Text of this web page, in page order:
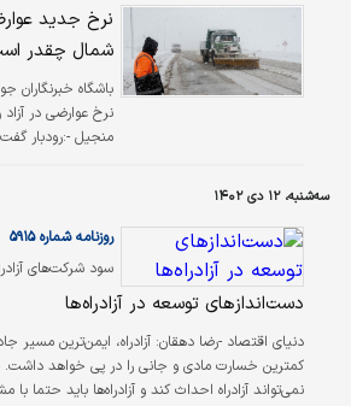
به بهره‌‌‌برداری رسید. همچنین در بخش آزادراهی ۲۳۶ کیلومتر عمدتا در…
نرخ جدید
شمال چقدر
باشگاه خبرنگاران
نرخ عوارضی در آزاد
منجیل -:رودبار
سه‌شنبه، ۱۲ دی ۱۴۰۲
سود شرکت‌های
برای احداث
جواب نمی‏‏‌دهد؟
روزنامه شماره ۵۹۱۵
دست‏‏‌اندازهای توسعه در آزادراه‏‏‌ها
دنیای اقتصاد -رضا دهقان: آزادراه، ایمن‏‏‌ترین مسیر
کمترین خسارت مادی و جانی را در پی خواهد داشت.
نمی‌تواند آزادراه احداث کند و آزادراه‏‏‌ها باید